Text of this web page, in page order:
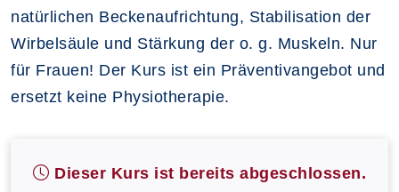
natürlichen Beckenaufrichtung, Stabilisation der
Wirbelsäule und Stärkung der o. g. Muskeln. Nur
für Frauen! Der Kurs ist ein Präventivangebot und
ersetzt keine Physiotherapie.
Dieser Kurs ist bereits abgeschlossen.